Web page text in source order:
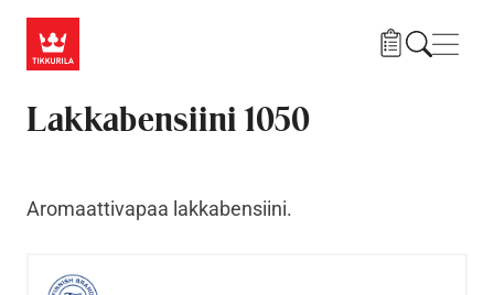
Lakkabensiini 1050
Aromaattivapaa lakkabensiini.